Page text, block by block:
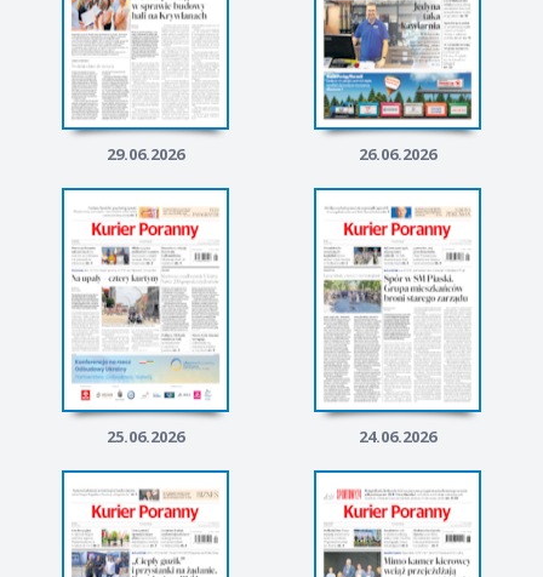
29.06.2026 26.06.2026
25.06.2026 24.06.2026